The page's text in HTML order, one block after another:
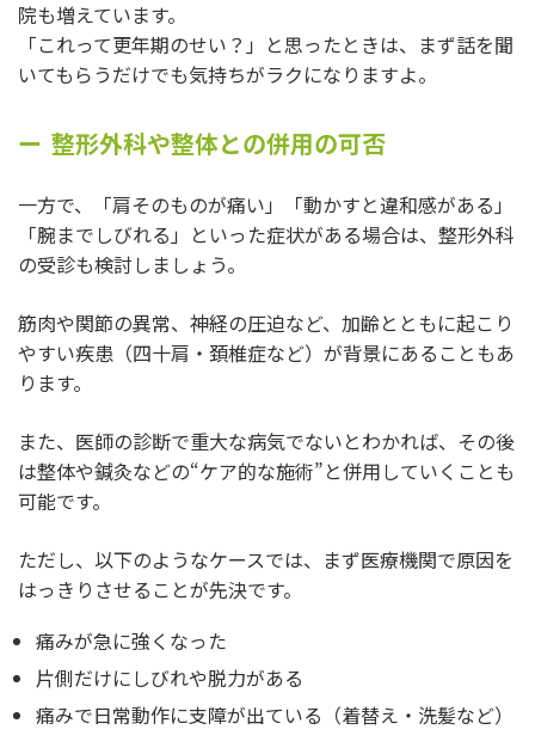
院も増えています。
「これって更年期のせい？」と思ったときは、まず話を聞
いてもらうだけでも気持ちがラクになりますよ。
整形外科や整体との併用の可否
一方で、「肩そのものが痛い」「動かすと違和感がある」
「腕までしびれる」といった症状がある場合は、整形外科
の受診も検討しましょう。
筋肉や関節の異常、神経の圧迫など、加齢とともに起こり
やすい疾患（四十肩・頚椎症など）が背景にあることもあ
ります。
また、医師の診断で重大な病気でないとわかれば、その後
は整体や鍼灸などの“ケア的な施術”と併用していくことも
可能です。
ただし、以下のようなケースでは、まず医療機関で原因を
はっきりさせることが先決です。
痛みが急に強くなった
片側だけにしびれや脱力がある
痛みで日常動作に支障が出ている（着替え・洗髪など）